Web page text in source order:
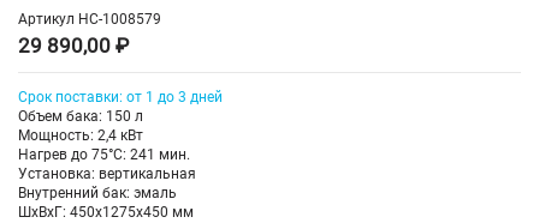
Артикул НС-1008579
29 890,00 ₽
Срок поставки: от 1 до 3 дней
Объем бака: 150 л
Мощность: 2,4 кВт
Нагрев до 75°С: 241 мин.
Установка: вертикальная
Внутренний бак: эмаль
ШхВхГ: 450х1275х450 мм